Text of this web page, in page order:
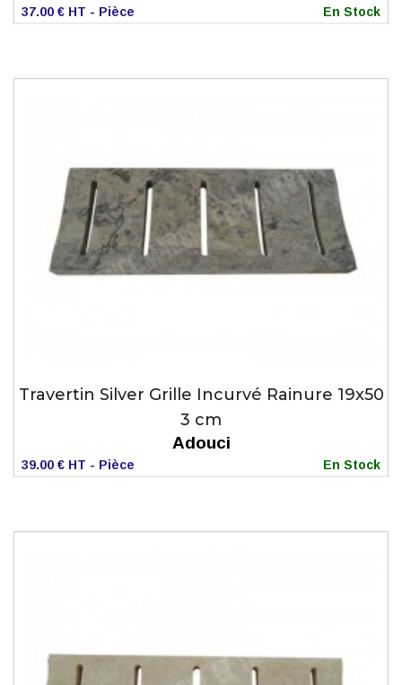
37.00 € HT - Pièce En Stock
Travertin Silver Grille Incurvé Rainure 19x50
3 cm
Adouci
39.00 € HT - Pièce En Stock